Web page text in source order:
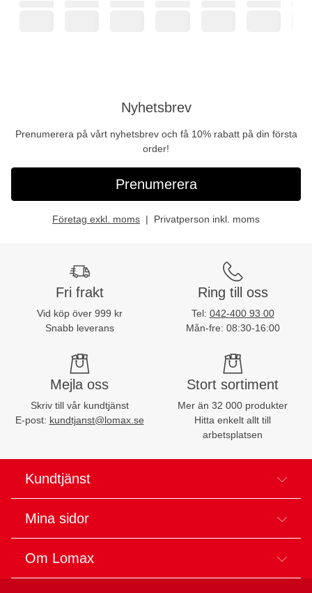
Nyhetsbrev
Prenumerera på vårt nyhetsbrev och få 10% rabatt på din första
order!
Prenumerera
Företag exkl. moms Privatperson inkl. moms
Fri frakt
Vid köp över 999 kr
Snabb leverans
Ring till oss
Tel: 042-400 93 00
Mån-fre: 08:30-16:00
Mejla oss
Skriv till vår kundtjänst
E-post: kundtjanst@lomax.se
Stort sortiment
Mer än 32 000 produkter
Hitta enkelt allt till
arbetsplatsen
Kundtjänst
Mina sidor
Om Lomax